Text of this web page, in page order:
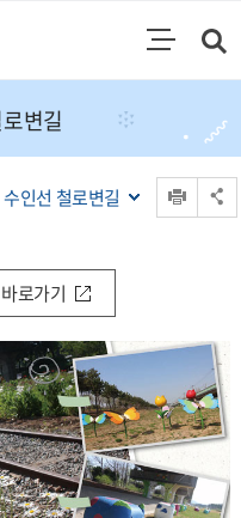
변길
인선 철로변길
로가기